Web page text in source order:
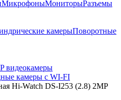
МикрофоныМониторыРазъемы
камерыПоворотные
видеокамеры
камеры с WI-FI
Hi-Watch DS-I253 (2.8) 2МР